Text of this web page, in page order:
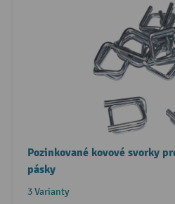
Pozinkované kovové svorky
pásky
3 Varianty